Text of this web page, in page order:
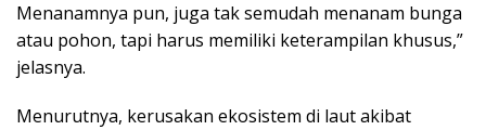
Menanamnya pun, juga tak semudah menanam bunga
atau pohon, tapi harus memiliki keterampilan khusus,”
jelasnya.
Menurutnya, kerusakan ekosistem di laut akibat